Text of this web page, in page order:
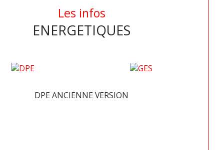
Les infos
ENERGETIQUES
DPE ANCIENNE VERSION